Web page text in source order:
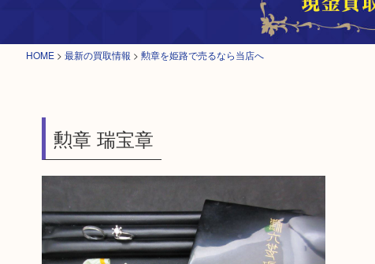
HOME > 最新の買取情報 > 勲章を姫路で売るなら当店へ
勲章 瑞宝章